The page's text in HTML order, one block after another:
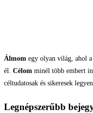
Álmom egy olyan világ, ahol
él. Célom minél több embert
céltudatosak és sikeresek
Legnépszerűbb